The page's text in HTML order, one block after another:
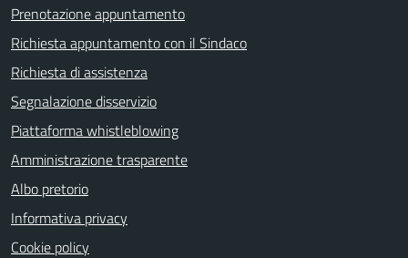
Prenotazione appuntamento
Richiesta appuntamento con il Sindaco
Richiesta di assistenza
Segnalazione disservizio
Piattaforma whistleblowing
Amministrazione trasparente
Albo pretorio
Informativa privacy
Cookie policy